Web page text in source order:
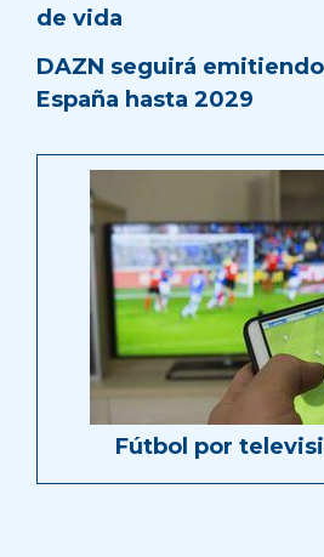
de vida
DAZN seguirá
España hasta 2029
Fútbol por